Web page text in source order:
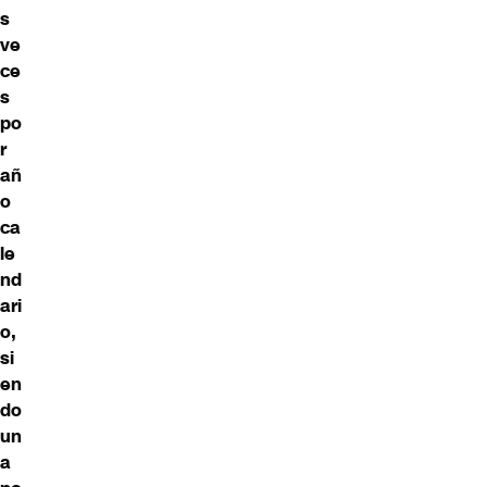
s
ve
ce
s
po
r
añ
o
ca
le
nd
ari
o,
si
en
do
un
a